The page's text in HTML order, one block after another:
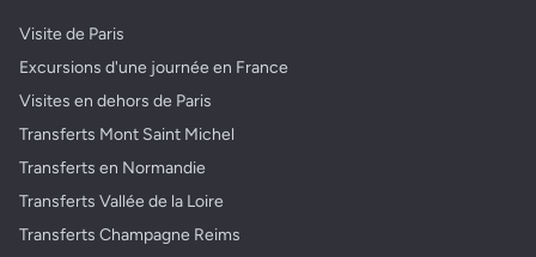
Visite de Paris
Excursions d'une journée en France
Visites en dehors de Paris
Transferts Mont Saint Michel
Transferts en Normandie
Transferts Vallée de la Loire
Transferts Champagne Reims